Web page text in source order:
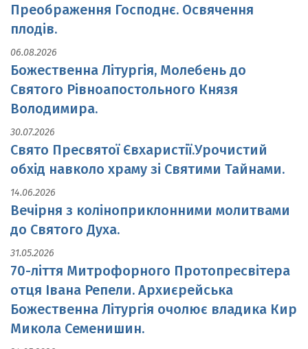
Преображення Господнє. Освячення
плодів.
06.08.2026
Божественна Літургія, Молебень до
Святого Рівноапостольного Князя
Володимира.
30.07.2026
Свято Пресвятої Євхаристії.Урочистий
обхід навколо храму зі Святими Тайнами.
14.06.2026
Вечірня з коліноприклонними молитвами
до Святого Духа.
31.05.2026
70-ліття Митрофорного Протопресвітера
отця Івана Репели. Архиєрейська
Божественна Літургія очолює владика Кир
Микола Семенишин.